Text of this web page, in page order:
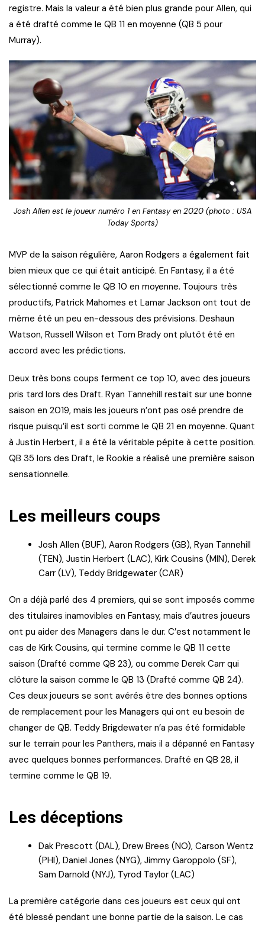
registre. Mais la valeur a été bien plus grande pour Allen, qui
a été drafté comme le QB 11 en moyenne (QB 5 pour
Murray).
Josh Allen est le joueur numéro 1 en Fantasy en 2020 (photo : USA
Today Sports)
MVP de la saison régulière, Aaron Rodgers a également fait
bien mieux que ce qui était anticipé. En Fantasy, il a été
sélectionné comme le QB 10 en moyenne. Toujours très
productifs, Patrick Mahomes et Lamar Jackson ont tout de
même été un peu en-dessous des prévisions. Deshaun
Watson, Russell Wilson et Tom Brady ont plutôt été en
accord avec les prédictions.
Deux très bons coups ferment ce top 10, avec des joueurs
pris tard lors des Draft. Ryan Tannehill restait sur une bonne
saison en 2019, mais les joueurs n’ont pas osé prendre de
risque puisqu’il est sorti comme le QB 21 en moyenne. Quant
à Justin Herbert, il a été la véritable pépite à cette position.
QB 35 lors des Draft, le Rookie a réalisé une première saison
sensationnelle.
Les meilleurs coups
Josh Allen (BUF), Aaron Rodgers (GB), Ryan Tannehill
(TEN), Justin Herbert (LAC), Kirk Cousins (MIN), Derek
Carr (LV), Teddy Bridgewater (CAR)
On a déjà parlé des 4 premiers, qui se sont imposés comme
des titulaires inamovibles en Fantasy, mais d’autres joueurs
ont pu aider des Managers dans le dur. C’est notamment le
cas de Kirk Cousins, qui termine comme le QB 11 cette
saison (Drafté comme QB 23), ou comme Derek Carr qui
clôture la saison comme le QB 13 (Drafté comme QB 24).
Ces deux joueurs se sont avérés être des bonnes options
de remplacement pour les Managers qui ont eu besoin de
changer de QB. Teddy Brigdewater n’a pas été formidable
sur le terrain pour les Panthers, mais il a dépanné en Fantasy
avec quelques bonnes performances. Drafté en QB 28, il
termine comme le QB 19.
Les déceptions
Dak Prescott (DAL), Drew Brees (NO), Carson Wentz
(PHI), Daniel Jones (NYG), Jimmy Garoppolo (SF),
Sam Darnold (NYJ), Tyrod Taylor (LAC)
La première catégorie dans ces joueurs est ceux qui ont
été blessé pendant une bonne partie de la saison. Le cas